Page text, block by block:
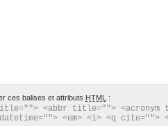
ces balises et attributs HTML :
<abbr title=""> <acronym
<em> <i> <q cite="">